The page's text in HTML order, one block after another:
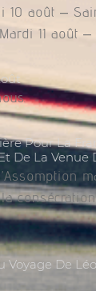
10 août –
11 août –
Pour La
De La Venue
Voyage De